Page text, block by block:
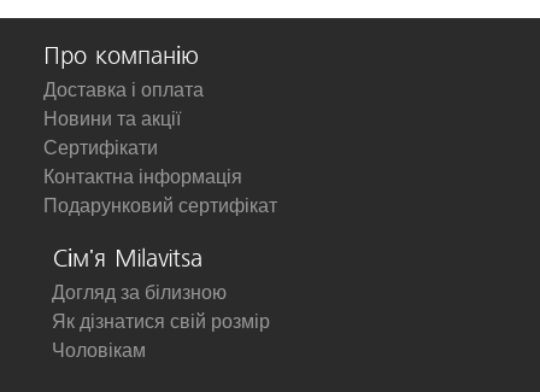
Про компанію
Доставка і оплата
Новини та акції
Сертифікати
Контактна інформація
Подарунковий сертифікат
Сім'я Milavitsa
Догляд за білизною
Як дізнатися свій розмір
Чоловікам